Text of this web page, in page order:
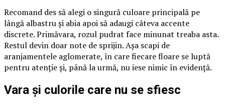
Recomand des să alegi o singură culoare principală pe
lângă albastru și abia apoi să adaugi câteva accente
discrete. Primăvara, rozul pudrat face minunat treaba asta.
Restul devin doar note de sprijin. Așa scapi de
aranjamentele aglomerate, în care fiecare floare se luptă
pentru atenție și, până la urmă, nu iese nimic în evidență.
Vara și culorile care nu se sfiesc